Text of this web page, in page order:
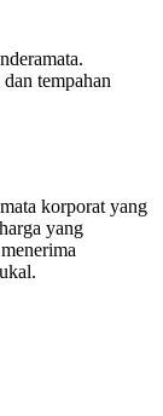
tempahan
korporat yang
yang